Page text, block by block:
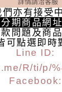
們亦有接受
期商品網
問題及商
可點選 即時
Line ID:
R/ti/p/
Facebook: